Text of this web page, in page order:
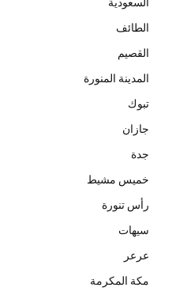
الطائف
القصيم
المدينة المنورة
تبوك
جازان
جدة
خميس مشيط
رأس تنورة
سيهات
عرعر
مكة المكرمة